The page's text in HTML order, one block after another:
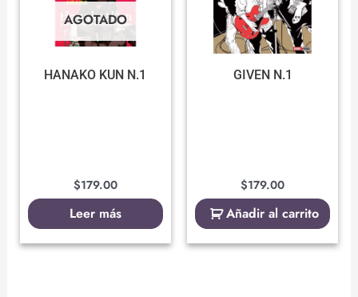
AGOTADO
HANAKO KUN N.1
$179.00
Leer más
GIVEN N.1
$179.00
Añadir al carrito